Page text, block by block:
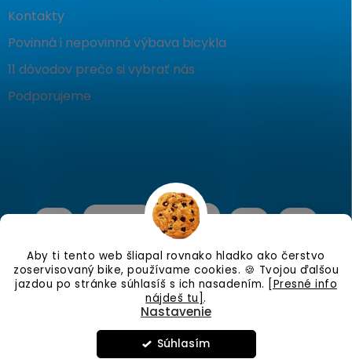
Aby ti tento web šliapal rovnako hladko ako čerstvo
zoservisovaný bike, používame cookies. 🍪 Tvojou ďalšou
jazdou po stránke súhlasíš s ich nasadením. [Presné info
nájdeš tu].
Nastavenie
Súhlasím
Kontakty
Povinná i nepovinná výbava bicykla
11 dôvodov prečo si vybrať nás
Podporujeme
nastavenie cookies